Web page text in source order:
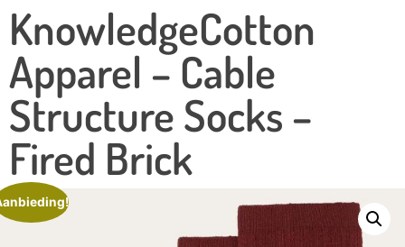
KnowledgeCotton
Apparel – Cable
Structure Socks –
Fired Brick